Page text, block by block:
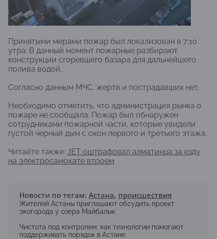
Принятыми мерами пожар был локализован в 7:10
утра. В данный момент пожарные разбирают
конструкции сгоревшего базара для дальнейшего
полива водой.
Согласно данным МЧС, жертв и пострадавших нет.
Необходимо отметить, что администрация рынка о
пожаре не сообщала. Пожар был обнаружен
сотрудниками пожарной части, которые увидели
густой черный дым с окон первого и третьего этажа.
Читайте также: JET оштрафовал алматинца за езду
на электросамокате втроем
Новости по тегам: Астана, происшествия
Жителей Астаны приглашают обсудить проект
экогорода у озера Майбалык
Чистота под контролем: как технологии помогают
поддерживать порядок в Астане